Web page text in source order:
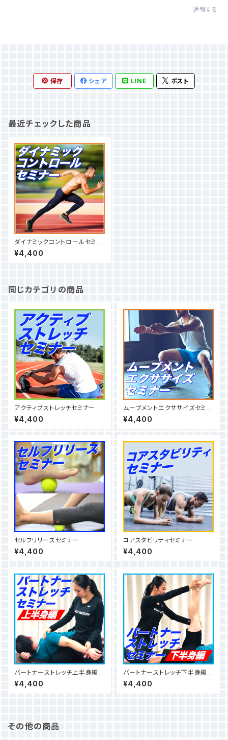
通報する
保存 シェア LINE ポスト
最近チェックした商品
ダイナミックコントロールセミナ
ー
¥4,400
同じカテゴリの商品
アクティブストレッチセミナー
¥4,400
ムーブメントエクササイズセミナ
ー
¥4,400
セルフリリースセミナー
¥4,400
コアスタビリティセミナー
¥4,400
パートナーストレッチ上半身編セ
ミナー
¥4,400
パートナーストレッチ下半身編セ
ミナー
¥4,400
その他の商品